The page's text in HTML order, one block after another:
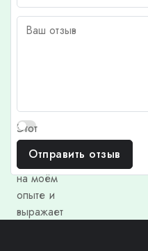
Этот
отзыв
основан
на моём
опыте и
выражает
Отправить отзыв